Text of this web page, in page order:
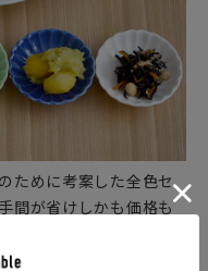
ために考案した全色セ
間が省けしかも価格も